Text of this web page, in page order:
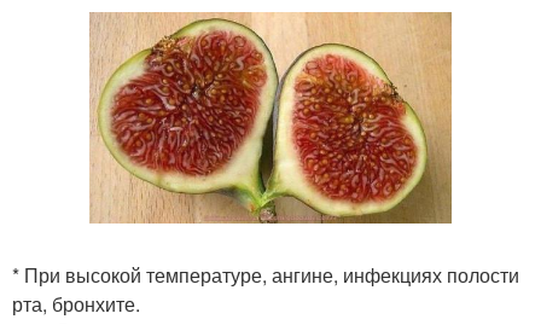
* При высокой температуре, ангине, инфекциях полости
рта, бронхите.